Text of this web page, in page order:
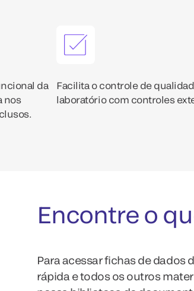
da
nos
Facilita o controle de
laboratório com controles
Encontre o
Para acessar fichas de dados
rápida e todos os outros